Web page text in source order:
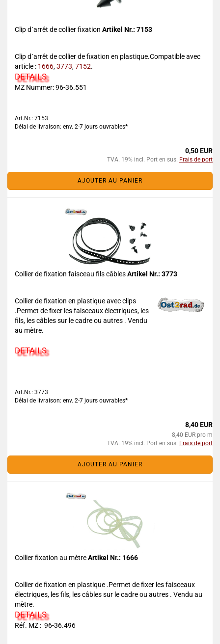
Clip d´arrêt de collier fixation Artikel Nr.: 7153
Clip d´arrêt de collier de fixation en plastique.Compatible avec
article : 1666,3773,7152.
DETAILS
MZ Nummer: 96-36.551
Art.Nr.: 7153
Délai de livraison: env. 2-7 jours ouvrables*
0,50 EUR
TVA. 19% incl. Port en sus. Frais de port
AJOUTER AU PANIER
Collier de fixation faisceau fils câblesArtikel Nr.: 3773
Collier de fixation en plastique avec clips
.Permet de fixer les faisceaux électriques, les
fils, les câbles sur le cadre ou autres . Vendu
au mètre.
DETAILS
Art.Nr.: 3773
Délai de livraison: env. 2-7 jours ouvrables*
8,40 EUR
8,40 EUR pro m
TVA. 19% incl. Port en sus. Frais de port
AJOUTER AU PANIER
Collier fixation au mètreArtikel Nr.: 1666
Collier de fixation en plastique .Permet de fixer les faisceaux
électriques, les fils, les câbles sur le cadre ou autres . Vendu au
mètre.
DETAILS
Réf. MZ : 96-36.496